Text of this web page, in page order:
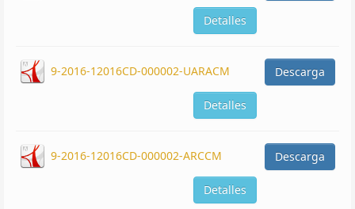
Detalles
9-2016-12016CD-000002-UARACM Descarga
Detalles
9-2016-12016CD-000002-ARCCM Descarga
Detalles